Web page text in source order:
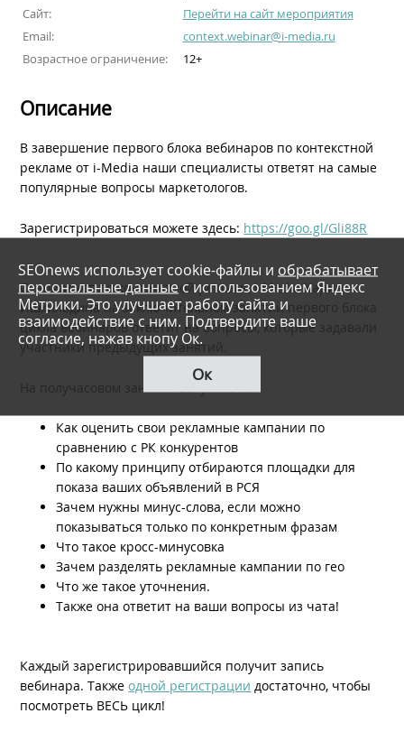
Сайт:
Перейти на сайт мероприятия
Email:
context.webinar@i-media.ru
Возрастное ограничение:
12+
Описание
В завершение первого блока вебинаров по контекстной
рекламе от i-Media наши специалисты ответят на самые
популярные вопросы маркетологов.
Зарегистрироваться можете здесь: https://goo.gl/Gli88R
Специалист по контекстной рекламе i-Media Карина
Ишкильдина на заключительном занятии первого блока
цикла вебинаров ответит на вопросы, которые задавали
учаcтники предыдущих занятий.
На получасовом занятии вы узнаете:
Как оценить свои рекламные кампании по
сравнению с РК конкурентов
По какому принципу отбираются площадки для
показа ваших объявлений в РСЯ
Зачем нужны минус-слова, если можно
показываться только по конкретным фразам
Что такое кросс-минусовка
Зачем разделять рекламные кампании по гео
Что же такое уточнения.
Также она ответит на ваши вопросы из чата!
Каждый зарегистрировавшийся получит запись
вебинара. Такжеодной регистрации достаточно, чтобы
посмотреть ВЕСЬ цикл!
SEOnews использует cookie-файлы и обрабатывает
персональные данныес использованием Яндекс
Метрики. Это улучшает работу сайта и
взаимодействие с ним. Подтвердите ваше
согласие, нажав кнопу Ок.
Ок